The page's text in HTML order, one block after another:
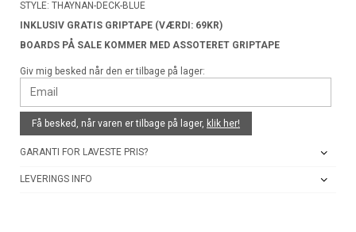
STYLE: THAYNAN-DECK-BLUE
INKLUSIV GRATIS GRIPTAPE (VÆRDI: 69KR)
BOARDS PÅ SALE KOMMER MED ASSOTERET GRIPTAPE
Giv mig besked når den er tilbage på lager:
Få besked, når varen er tilbage på lager, klik her!
GARANTI FOR LAVESTE PRIS?
LEVERINGS INFO